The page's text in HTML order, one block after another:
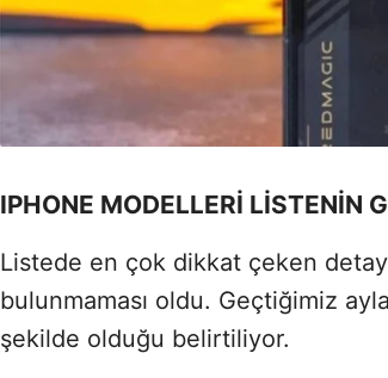
IPHONE MODELLERİ LİSTENİN
Listede en çok dikkat çeken
bulunmaması oldu. Geçtiğimiz
şekilde olduğu belirtiliyor.